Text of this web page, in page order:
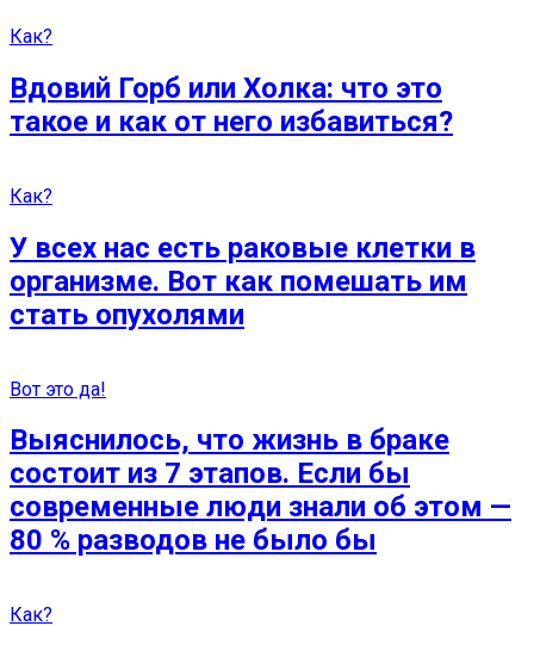
Как?
Вдовий Горб или Холка: что это
такое и как от него избавиться?
Как?
У всех нас есть раковые клетки в
организме. Вот как помешать им
стать опухолями
Вот это да!
Выяснилось, что жизнь в браке
состоит из 7 этапов. Если бы
современные люди знали об этом —
80 % разводов не было бы
Как?